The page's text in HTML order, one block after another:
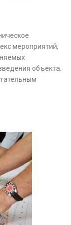
мероприятий,
объекта.